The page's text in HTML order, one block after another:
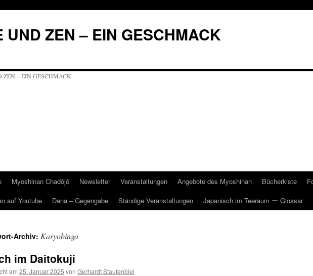
UND ZEN – EIN GESCHMACK
Myoshinan Chadōjō Newsletter Veranstaltungen Angebote des Myoshinan Bücherkiste
auf Youtube
Dana – Gegengabe Ständige Veranstaltungen Japanisch im Teeraum ー Glossar
Archiv: Karyobinga
im Daitokuji
am 25. Januar 2025 von Gerhardt Staufenbiel